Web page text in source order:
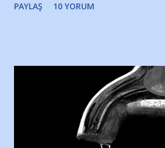
Yazımı, ağlayarak bitirebildim
Nesrin’in Hikayesi’ne başlıyorum…
havuzunun kenarında 7 yaşında kara
duruyor. Havuzun içinde Adana
yüzücüleri. Erkekler çoğunlukta. Küçük
Sadece 4 kız çocuğu var. Nesrin,
PAYLAŞ 10 YORUM